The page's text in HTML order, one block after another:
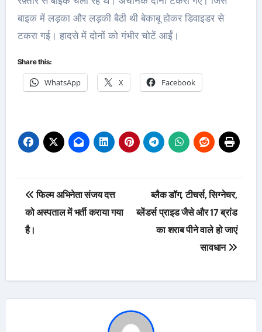
बाइक में लड़का और लड़की बैठी थी बेकाबू होकर डिवाइडर से
टकरा गई। हादसे में दोनों को गंभीर चोटें आईं।
Share this:
WhatsApp X Facebook
Post
navigation
फिल्म अभिनेता संजय दत्त
को अस्पताल में भर्ती कराया गया
है।
ब्लैक डॉग, टीचर्स, सिग्नेचर,
ब्लेंडर्स प्राइड जैसे और 17 ब्रांड
का शराब पीने वाले हो जाएं
सावधान